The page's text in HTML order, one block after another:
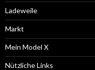
Ladeweile
Markt
Mein Model X
Nützliche Links